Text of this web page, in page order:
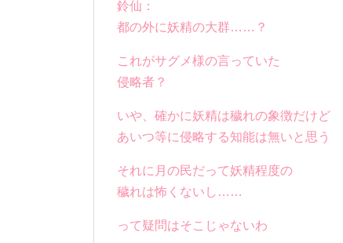
鈴仙：
都の外に妖精の大群……？
これがサグメ様の言っていた
侵略者？
いや、確かに妖精は穢れの象徴だけど
あいつ等に侵略する知能は無いと思う
それに月の民だって妖精程度の
穢れは怖くないし……
って疑問はそこじゃないわ